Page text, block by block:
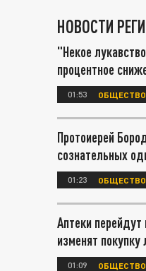
НОВОСТИ
"Некое
процентное
01:53 ОБЩЕСТВО
Протоиерей
сознательных
01:23 ОБЩЕСТВО
Аптеки
изменят покупку
01:09 ОБЩЕСТВО